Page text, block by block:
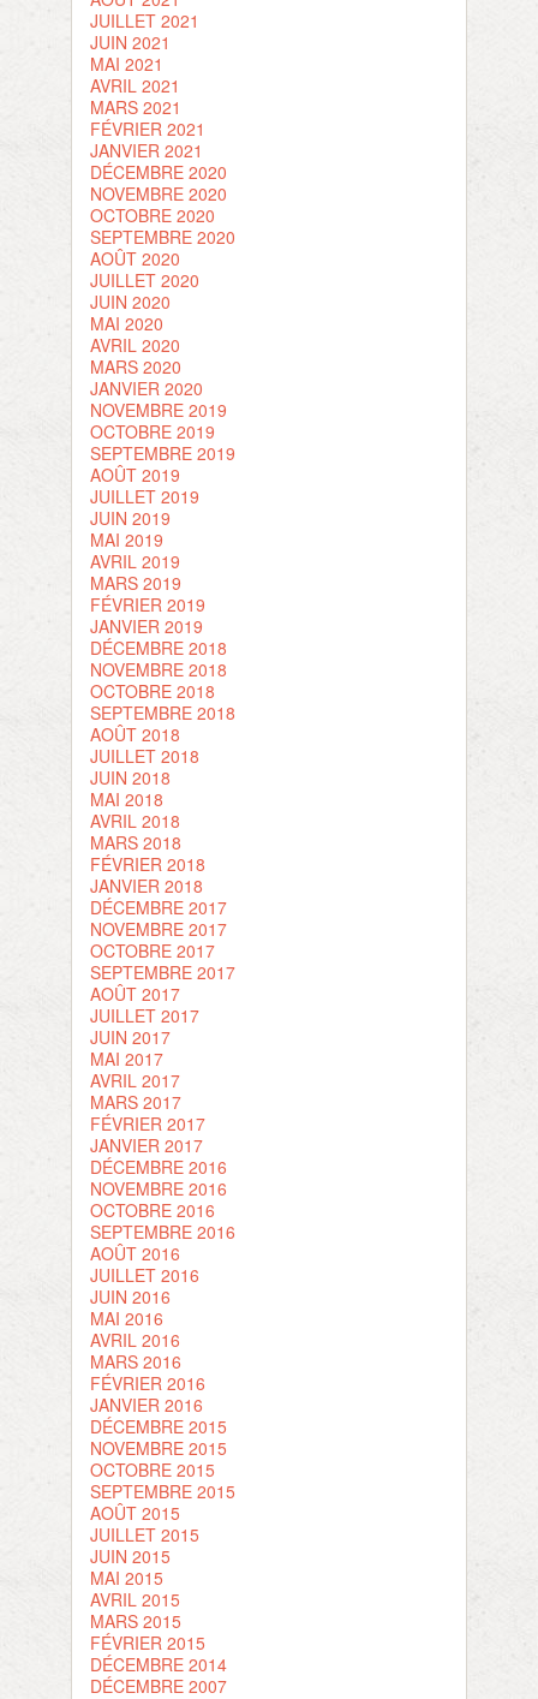
JUILLET 2021
JUIN 2021
MAI 2021
AVRIL 2021
MARS 2021
FÉVRIER 2021
JANVIER 2021
DÉCEMBRE 2020
NOVEMBRE 2020
OCTOBRE 2020
SEPTEMBRE 2020
AOÛT 2020
JUILLET 2020
JUIN 2020
MAI 2020
AVRIL 2020
MARS 2020
JANVIER 2020
NOVEMBRE 2019
OCTOBRE 2019
SEPTEMBRE 2019
AOÛT 2019
JUILLET 2019
JUIN 2019
MAI 2019
AVRIL 2019
MARS 2019
FÉVRIER 2019
JANVIER 2019
DÉCEMBRE 2018
NOVEMBRE 2018
OCTOBRE 2018
SEPTEMBRE 2018
AOÛT 2018
JUILLET 2018
JUIN 2018
MAI 2018
AVRIL 2018
MARS 2018
FÉVRIER 2018
JANVIER 2018
DÉCEMBRE 2017
NOVEMBRE 2017
OCTOBRE 2017
SEPTEMBRE 2017
AOÛT 2017
JUILLET 2017
JUIN 2017
MAI 2017
AVRIL 2017
MARS 2017
FÉVRIER 2017
JANVIER 2017
DÉCEMBRE 2016
NOVEMBRE 2016
OCTOBRE 2016
SEPTEMBRE 2016
AOÛT 2016
JUILLET 2016
JUIN 2016
MAI 2016
AVRIL 2016
MARS 2016
FÉVRIER 2016
JANVIER 2016
DÉCEMBRE 2015
NOVEMBRE 2015
OCTOBRE 2015
SEPTEMBRE 2015
AOÛT 2015
JUILLET 2015
JUIN 2015
MAI 2015
AVRIL 2015
MARS 2015
FÉVRIER 2015
DÉCEMBRE 2014
DÉCEMBRE 2007